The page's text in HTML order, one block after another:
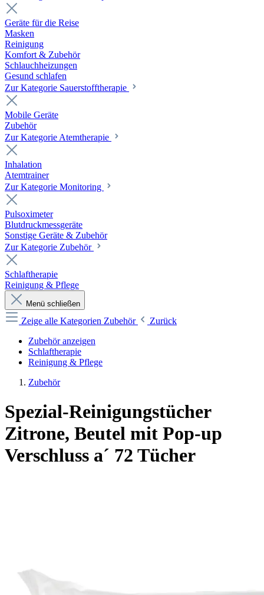
Geräte für die Reise
Masken
Reinigung
Komfort & Zubehör
Schlauchheizungen
Gesund schlafen
Zur Kategorie Sauerstofftherapie
Mobile Geräte
Zubehör
Zur Kategorie Atemtherapie
Inhalation
Atemtrainer
Zur Kategorie Monitoring
Pulsoximeter
Blutdruckmessgeräte
Sonstige Geräte & Zubehör
Zur Kategorie Zubehör
Schlaftherapie
Reinigung & Pflege
Menü schließen
Zeige alle Kategorien Zubehör
Zurück
Zubehör anzeigen
Schlaftherapie
Reinigung & Pflege
Zubehör
Spezial-Reinigungstücher
Zitrone, Beutel mit Pop-up
Verschluss a´ 72 Tücher